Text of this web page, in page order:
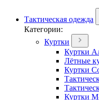
Тактическая одежда
Категории:
Куртки
Куртки
Лётные
Куртки
Куртки